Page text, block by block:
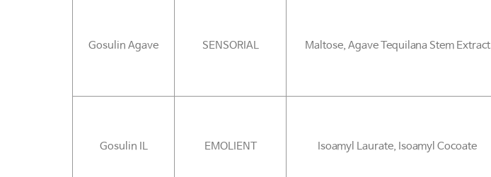
Gosulin Agave SENSORIAL Maltose, Agave Tequilana Stem Extract
Gosulin IL EMOLIENT Isoamyl Laurate, Isoamyl Cocoate